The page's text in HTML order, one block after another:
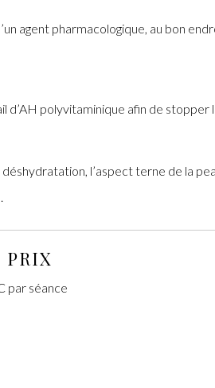
agent pharmacologique, au bon
polyvitaminique afin de
l’aspect terne de la
PRIX
par séance